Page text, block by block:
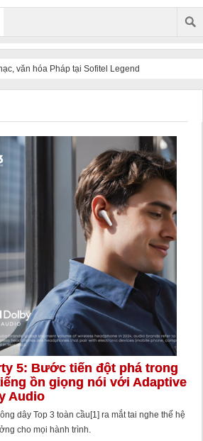
văn hóa Pháp tại Sofitel Legend
5: Bước tiến đột phá trong
ồn giọng nói với Adaptive
Audio
dây Top 3 toàn cầu[1] ra mắt tai nghe thế hệ
cho mọi hành trình.